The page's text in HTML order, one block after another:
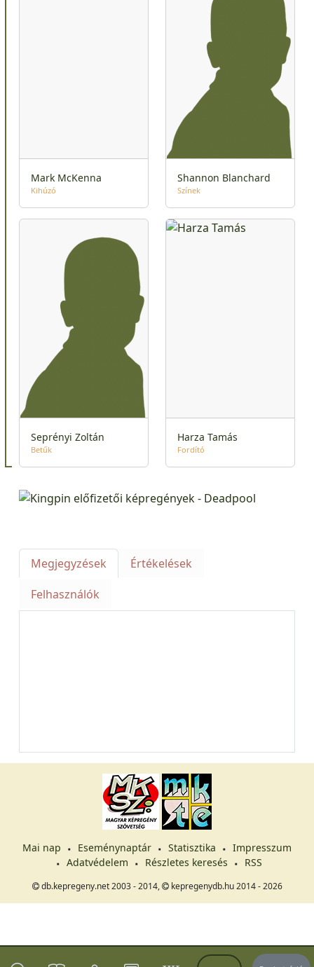
Mark McKenna
Kihúzó
Shannon Blanchard
Színek
Seprényi Zoltán
Betűk
Harza Tamás
Fordító
Megjegyzések
Értékelések
Felhasználók
Mai nap Eseménynaptár Statisztika
Impresszum
Adatvédelem
Részletes keresés RSS
db.kepregeny.net 2003 - 2014, kepregenydb.hu 2014 - 2026